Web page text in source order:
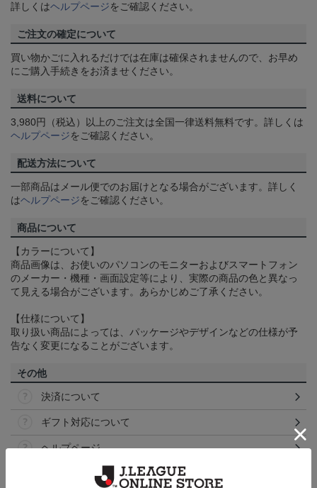
詳しくはヘルプページをご確認ください。
ご注文の確定について
買い物かごに入れるだけでは在庫は確保されませんので、お早め
にご購入手続きをお済ませください。
送料について
3,980円（税込）以上のご注文は全国一律送料無料です。詳しくは
ヘルプページをご確認ください。
配送方法について
一部商品はメール便でのお届けとなる場合がございます。詳しく
はヘルプページをご確認ください。
商品について
【カラーについて】
商品画像は、お使いのパソコンのモニターおよびスマートフォン
のメーカー・機種・画面設定等により、実際の商品の色と異なっ
て見える場合がございます。あらかじめご了承ください。
【仕様について】
取り扱い商品によっては、パッケージやデザインなどの仕様が予
告なく変更になることがございます。
その他
決済について
ギフト対応について
ヘルプページ